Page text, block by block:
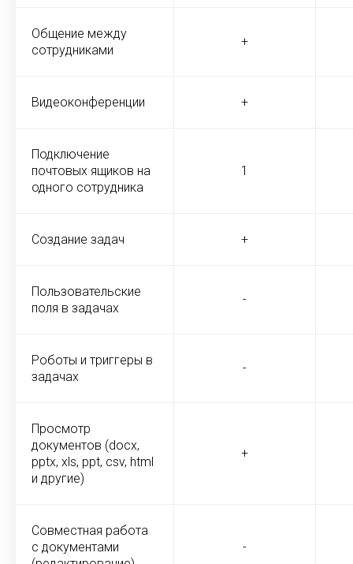
Общение между
сотрудниками
+
Видеоконференции +
Подключение
почтовых ящиков на
одного сотрудника
1
Создание задач +
Пользовательские
поля в задачах
-
Роботы и триггеры в
задачах
-
Просмотр
документов (docx,
pptx, xls, ppt, csv, html
и другие)
+
Совместная работа
с документами
-